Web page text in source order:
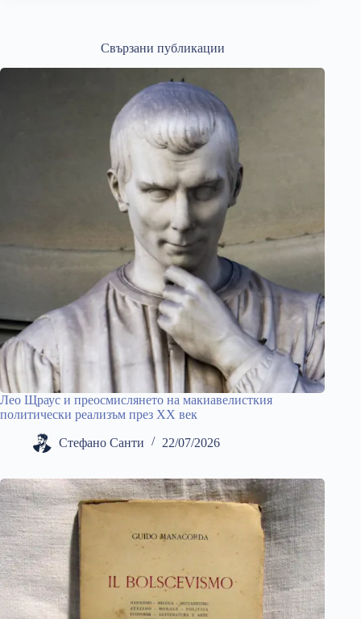
Свързани публикации
Лео Щраус и преосмислянето на макиавелисткия
политически реализъм през ХХ век
Стефано Санти 22/07/2026